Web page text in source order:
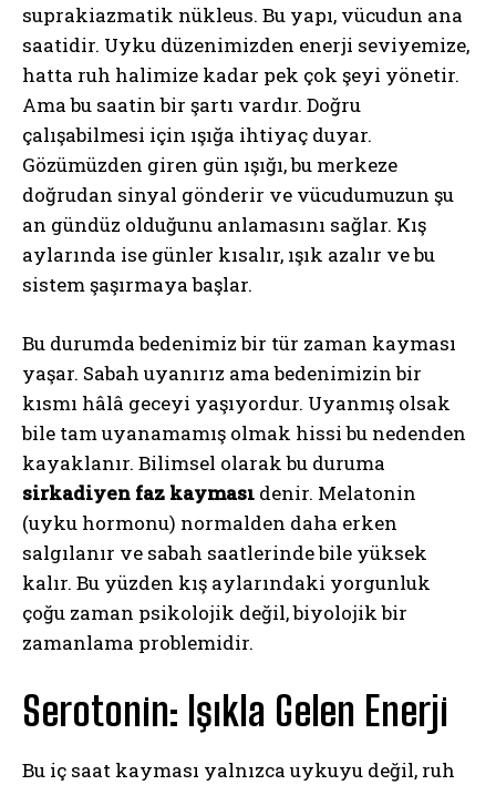
suprakiazmatik nükleus. Bu yapı, vücudun ana
saatidir. Uyku düzenimizden enerji seviyemize,
hatta ruh halimize kadar pek çok şeyi yönetir.
Ama bu saatin bir şartı vardır. Doğru
çalışabilmesi için ışığa ihtiyaç duyar.
Gözümüzden giren gün ışığı, bu merkeze
doğrudan sinyal gönderir ve vücudumuzun şu
an gündüz olduğunu anlamasını sağlar. Kış
aylarında ise günler kısalır, ışık azalır ve bu
sistem şaşırmaya başlar.
Bu durumda bedenimiz bir tür zaman kayması
yaşar. Sabah uyanırız ama bedenimizin bir
kısmı hâlâ geceyi yaşıyordur. Uyanmış olsak
bile tam uyanamamış olmak hissi bu nedenden
kayaklanır. Bilimsel olarak bu duruma
sirkadiyen faz kayması denir. Melatonin
(uyku hormonu) normalden daha erken
salgılanır ve sabah saatlerinde bile yüksek
kalır. Bu yüzden kış aylarındaki yorgunluk
çoğu zaman psikolojik değil, biyolojik bir
zamanlama problemidir.
Serotonin: Işıkla Gelen Enerji
Bu iç saat kayması yalnızca uykuyu değil, ruh